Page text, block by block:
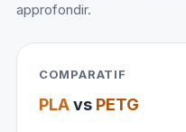
approfondir.
COMPARATIF
PLAvs PETG